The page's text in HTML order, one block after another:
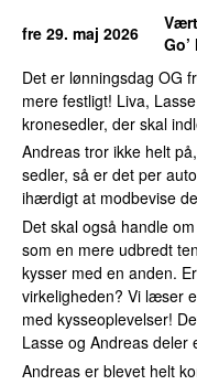
fre 29. maj 2026
Vært
Det er lønningsdag OG
mere festligt! Liva,
kronesedler, der skal
Andreas tror ikke helt
sedler, så er det per
ihærdigt at modbevise
Det skal også handle
som en mere udbredt
kysser med en anden.
virkeligheden? Vi læser
med kysseoplevelser!
Lasse og Andreas deler
Andreas er blevet helt